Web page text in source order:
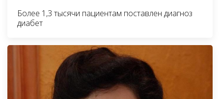
Более 1,3 тысячи пациентам поставлен диагноз
диабет